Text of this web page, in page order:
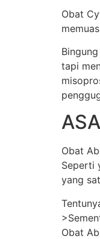
Obat
tapi
Obat
Seperti
yang
Obat